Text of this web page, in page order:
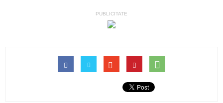
PUBLICITATE